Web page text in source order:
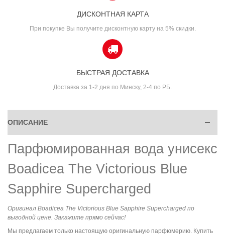
ДИСКОНТНАЯ КАРТА
При покупке Вы получите дисконтную карту на 5% скидки.
БЫСТРАЯ ДОСТАВКА
Доставка за 1-2 дня по Минску, 2-4 по РБ.
ОПИСАНИЕ
Парфюмированная вода унисекс
Boadicea The Victorious Blue
Sapphire Supercharged
Оригинал Boadicea The Victorious Blue Sapphire Supercharged по
выгодной цене. Закажите прямо сейчас!
Мы предлагаем только настоящую оригинальную парфюмерию. Купить